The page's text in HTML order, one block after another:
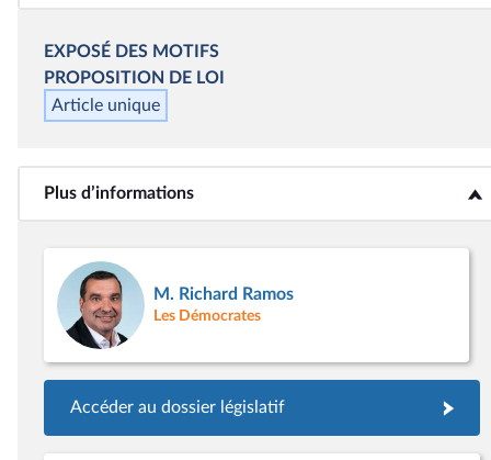
EXPOSÉ DES MOTIFS
PROPOSITION DE LOI
Article unique
Plus d’informations<b>Plus d’informations</b>
M. Richard Ramos
Les Démocrates
Accéder au dossier législatif